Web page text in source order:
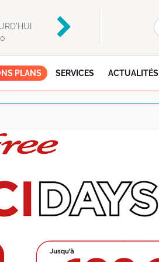
Auchan
OUVERT AUJOURD'HUI
DE 08:30 À 21:30
PLANS SERVICES ACTUALITÉS